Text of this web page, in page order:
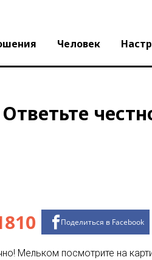
Человек
Поделиться в Facebook
Мельком посмотрите на